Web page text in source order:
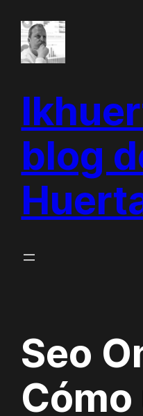
contenido
blog
Seo